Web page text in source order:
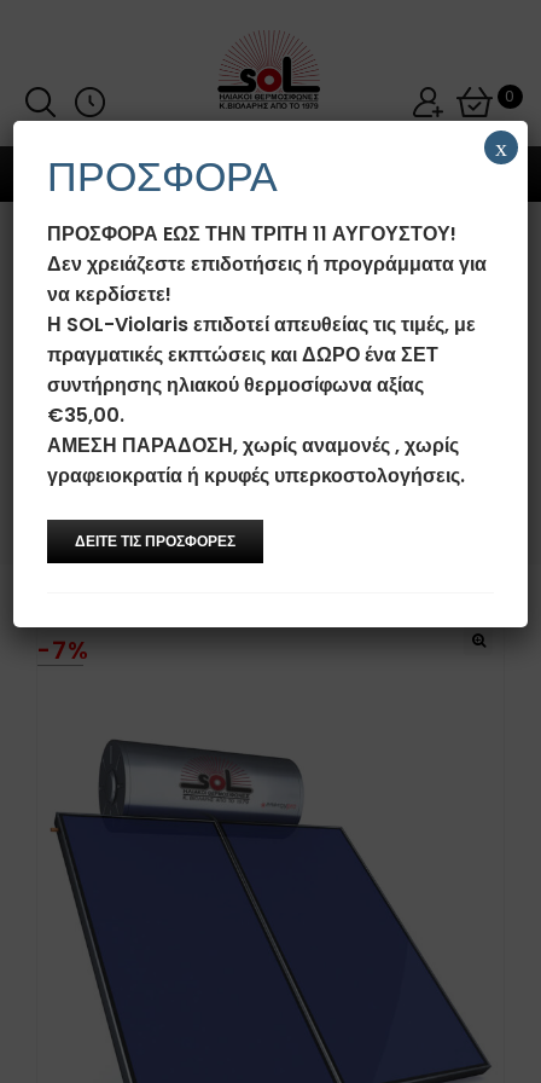
0
MENU
ΗΛΙΑΚΌΣ ΘΕΡΜΟΣΊΦΩΝΑΣ SOL-
VIOLARIS ENERGYPRO
300LT/4.0M² GLASS/RAL
ΕΠΙΛΕΚΤΙΚΌΣ ΤΙΤΑΝΊΟΥ FULL
PLATE (ΔΙΠΛΌ ΠΆΝΕΛ) ΤΡΙΠΛΉΣ
Αρχική σελίδα/Ηλιακοί Θερμοσίφωνες SOL-Violaris EnergyPro
Ηλιακοί Θερμοσίφωνες SOL-Violaris EnergyPro
Glass/Ral Τριπλής Ενέργειας/Ηλιακός Θερμοσίφωνας SOL-
FULL PLATE (Διπλό Πάνελ) Τριπλής Ενέργειας
-7%
ΠΡΟΣΦΟΡΑ
ΠΡΟΣΦΟΡΑ EΩΣ ΤΗΝ ΤΡΙΤΗ 11 ΑΥΓΟΥΣΤΟΥ!
Δεν χρειάζεστε επιδοτήσεις ή προγράμματα για
να κερδίσετε!
Η SOL-Violaris επιδοτεί απευθείας τις τιμές, με
πραγματικές εκπτώσεις και ΔΩΡΟ ένα ΣΕΤ
συντήρησης ηλιακού θερμοσίφωνα αξίας
€35,00.
ΑΜΕΣΗ ΠΑΡΑΔΟΣΗ, χωρίς αναμονές , χωρίς
γραφειοκρατία ή κρυφές υπερκοστολογήσεις.
ΔΕΙΤΕ ΤΙΣ ΠΡΟΣΦΟΡΕΣ
x